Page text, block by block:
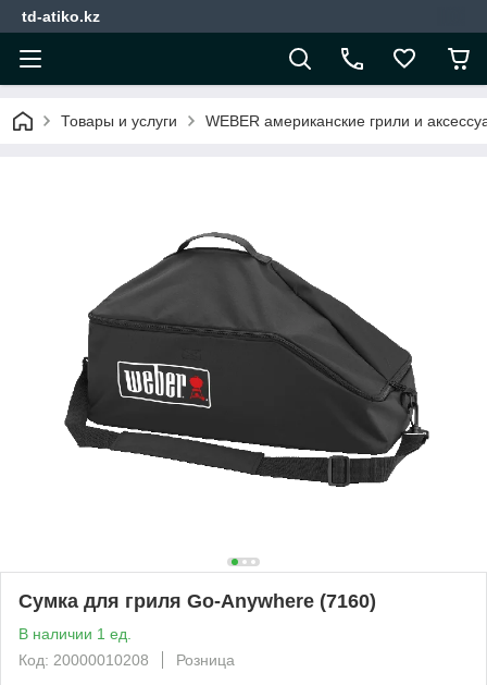
td-atiko.kz
Товары и услуги WEBER американские грили и
Сумка для гриля Go-Anywhere (7160)
В наличии 1 ед.
Код: 20000010208
Розница